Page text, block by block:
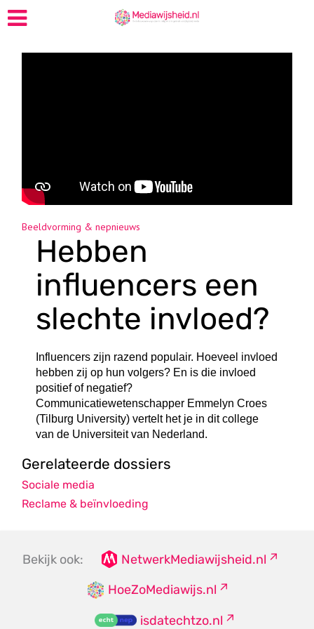
Beeldvorming & nepnieuws
Hebben
influencers een
slechte invloed?
Influencers zijn razend populair. Hoeveel invloed
hebben zij op hun volgers? En is die invloed
positief of negatief?
Communicatiewetenschapper Emmelyn Croes
(Tilburg University) vertelt het je in dit college
van de Universiteit van Nederland.
Gerelateerde dossiers
Sociale media
Reclame & beïnvloeding
Bekijk ook:
NetwerkMediawijsheid.nl
HoeZoMediawijs.nl
isdatechtzo.nl